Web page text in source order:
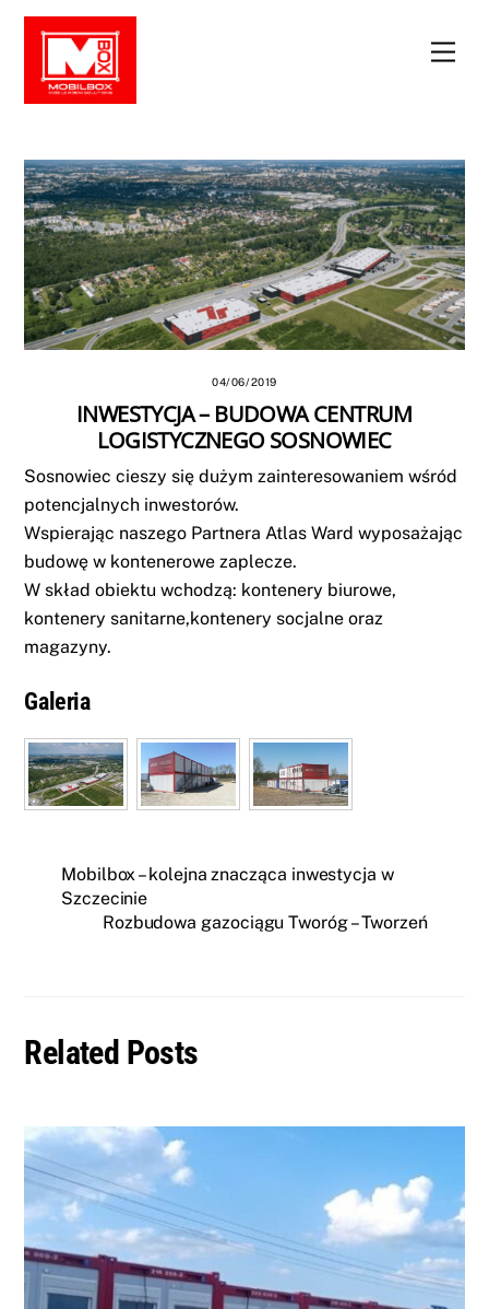
Skip
content
04/06/2019
INWESTYCJA – BUDOWA CENTRUM
LOGISTYCZNEGO SOSNOWIEC
Sosnowiec cieszy się dużym zainteresowaniem wśród
potencjalnych inwestorów.
Wspierając naszego Partnera Atlas Ward wyposażając
budowę w kontenerowe zaplecze.
W skład obiektu wchodzą: kontenery biurowe,
kontenery sanitarne,kontenery socjalne oraz
magazyny.
Galeria
Mobilbox – kolejna znacząca inwestycja w
Szczecinie
Rozbudowa gazociągu Tworóg – Tworzeń
Related Posts